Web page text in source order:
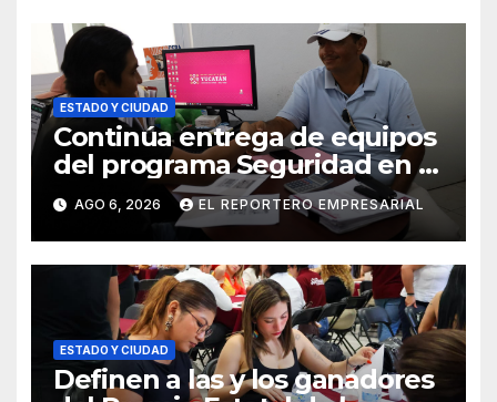
ESTADO Y CIUDAD
Continúa entrega de equipos
del programa Seguridad en el
Mar
AGO 6, 2026 EL REPORTERO EMPRESARIAL
ESTADO Y CIUDAD
Definen a las y los ganadores